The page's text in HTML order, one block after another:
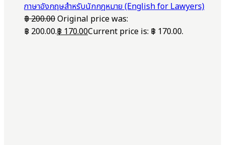
ภาษาอังกฤษสำหรับนักกฎหมาย (English for Lawyers)
฿200.00Original price was:
฿ 200.00.฿170.00Current price is: ฿ 170.00.